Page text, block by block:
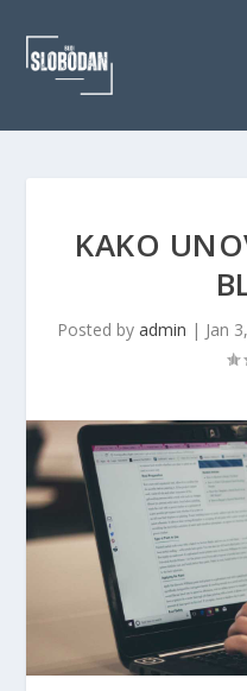
KAKO
Posted by admin | Jan